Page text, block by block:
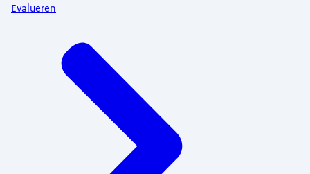
Evalueren